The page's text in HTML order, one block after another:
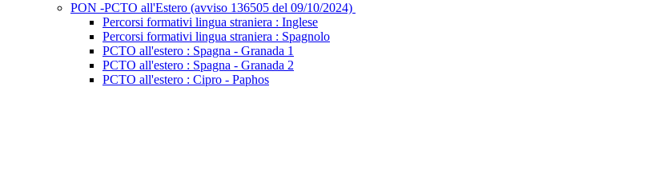
PON -PCTO all'Estero (avviso 136505 del 09/10/2024)
Percorsi formativi lingua straniera : Inglese
Percorsi formativi lingua straniera : Spagnolo
PCTO all'estero : Spagna - Granada 1
PCTO all'estero : Spagna - Granada 2
PCTO all'estero : Cipro - Paphos